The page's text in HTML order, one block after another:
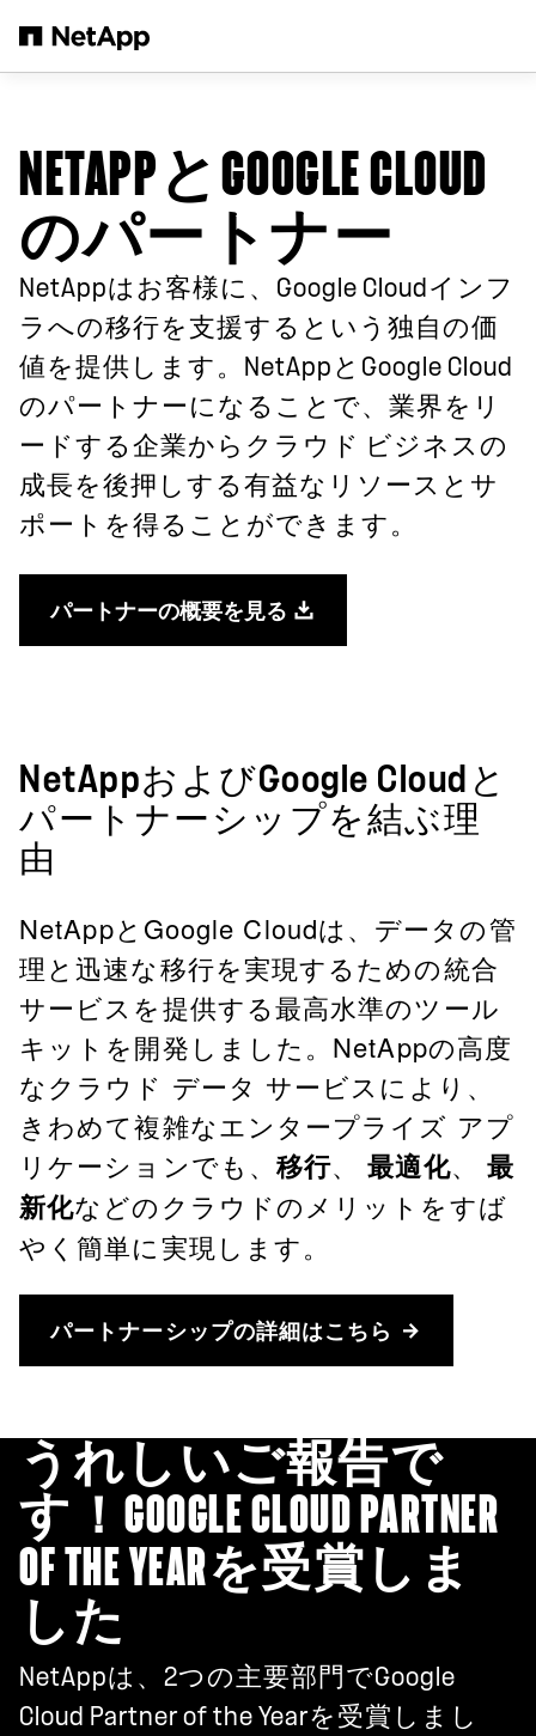
NETAPPとGOOGLE CLOUD
のパートナー
NetAppはお客様に、Google Cloudインフ
ラへの移行を支援するという独自の価
値を提供します。NetAppとGoogle Cloud
のパートナーになることで、業界をリ
ードする企業からクラウド ビジネスの
成長を後押しする有益なリソースとサ
ポートを得ることができます。
パートナーの概要を見る
NetAppおよびGoogle Cloudと
パートナーシップを結ぶ理
由
NetAppとGoogle Cloudは、データの管
理と迅速な移行を実現するための統合
サービスを提供する最高水準のツール
キットを開発しました。NetAppの高度
なクラウド データ サービスにより、
きわめて複雑なエンタープライズ アプ
リケーションでも、 移行、最適化、 最
新化などのクラウドのメリットをすば
やく簡単に実現します。
パートナーシップの詳細はこちら
うれしいご報告で
す！GOOGLE CLOUD PARTNER
OF THE YEARを受賞しま
した
NetAppは、2つの主要部門でGoogle
Cloud Partner of the Yearを受賞しまし